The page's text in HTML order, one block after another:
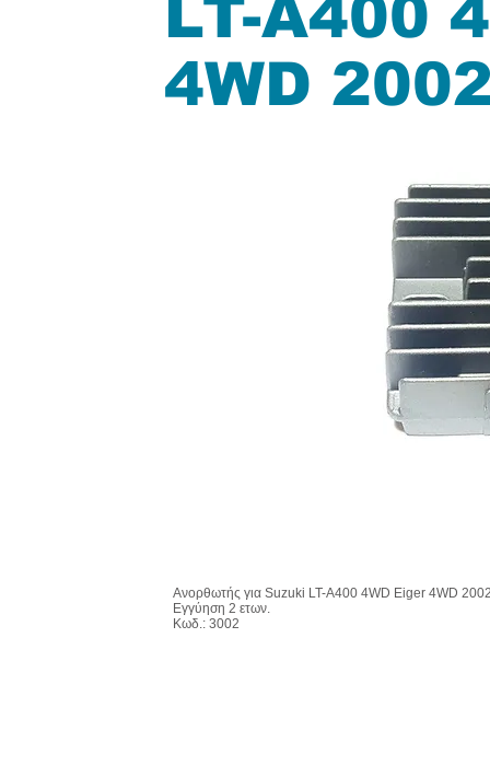
LT-A400
4WD
Ανορθωτής για Suzuki LT-A400 4WD Eiger 4WD
Εγγύηση 2 ετων.
Κωδ.: 3002